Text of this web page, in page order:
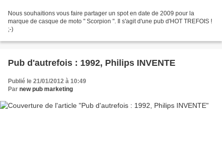
Nous souhaitions vous faire partager un spot en date de 2009 pour la
marque de casque de moto " Scorpion ". Il s'agit d'une pub d'HOT TREFOIS !
;-)
Pub d'autrefois : 1992, Philips INVENTE
Publié le 21/01/2012 à 10:49
Par new pub marketing